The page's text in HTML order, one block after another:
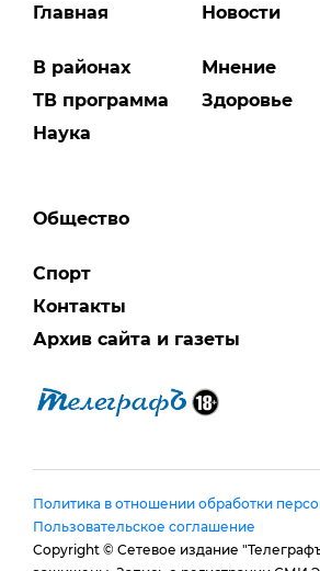
Главная
В районах
ТВ программа
Наука
Новости
Мнение
Здоровье
Общество
Спорт
Контакты
Архив сайта и газеты
Политика в отношении обработки
Пользовательское соглашение
Copyright © Сетевое издание